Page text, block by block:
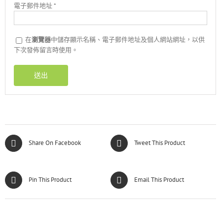
電子郵件地址*
在瀏覽器中儲存顯示名稱、電子郵件地址及個人網站網址，以供
下次發佈留言時使用。
Share On Facebook Tweet This Product
Pin This Product Email This Product